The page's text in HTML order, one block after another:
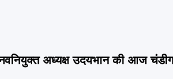
अध्यक्ष उदयभान की आज